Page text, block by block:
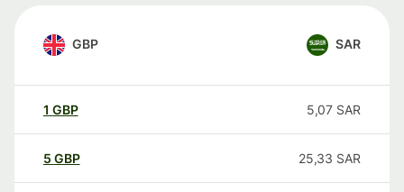
GBP SAR
1 GBP 5,07 SAR
5 GBP 25,33 SAR